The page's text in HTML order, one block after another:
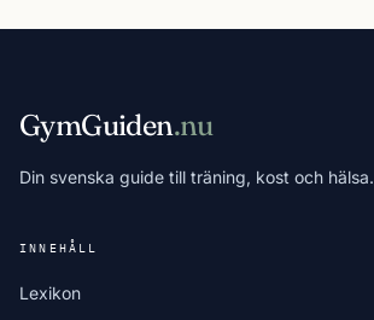
GymGuiden.nu
Din svenska guide till träning, kost och hälsa.
INNEHÅLL
Lexikon